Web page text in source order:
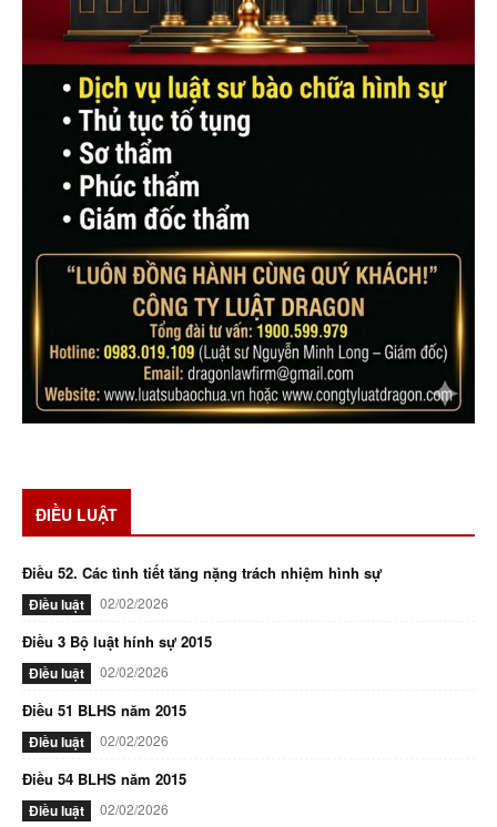
ĐIỀU LUẬT
Điều 52. Các tình tiết tăng nặng trách nhiệm hình sự
Điều luật 02/02/2026
Điều 3 Bộ luật hính sự 2015
Điều luật 02/02/2026
Điều 51 BLHS năm 2015
Điều luật 02/02/2026
Điều 54 BLHS năm 2015
Điều luật 02/02/2026